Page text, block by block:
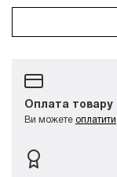
Оплата товару
Ви можете оплатити